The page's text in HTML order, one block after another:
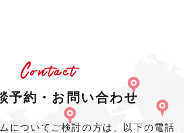
Contact
予約・お問い合わせ
についてご検討の方は、以下の電話